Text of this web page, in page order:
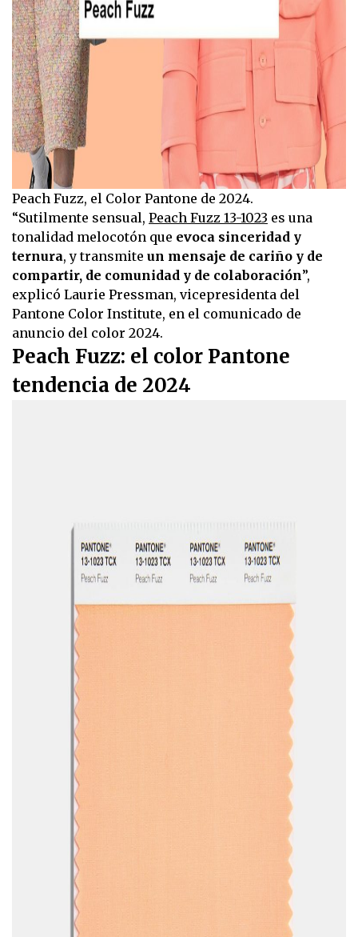
Peach Fuzz, el Color Pantone de 2024.
“Sutilmente sensual, Peach Fuzz 13-1023 es una
tonalidad melocotón que evoca sinceridad y
ternura, y transmite un mensaje de cariño y de
compartir, de comunidad y de colaboración”,
explicó Laurie Pressman, vicepresidenta del
Pantone Color Institute, en el comunicado de
anuncio del color 2024.
Peach Fuzz: el color Pantone
tendencia de 2024